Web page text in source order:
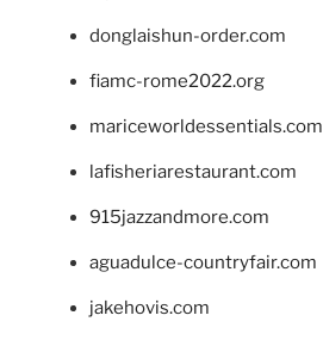
donglaishun-order.com
fiamc-rome2022.org
mariceworldessentials.com
lafisheriarestaurant.com
915jazzandmore.com
aguadulce-countryfair.com
jakehovis.com